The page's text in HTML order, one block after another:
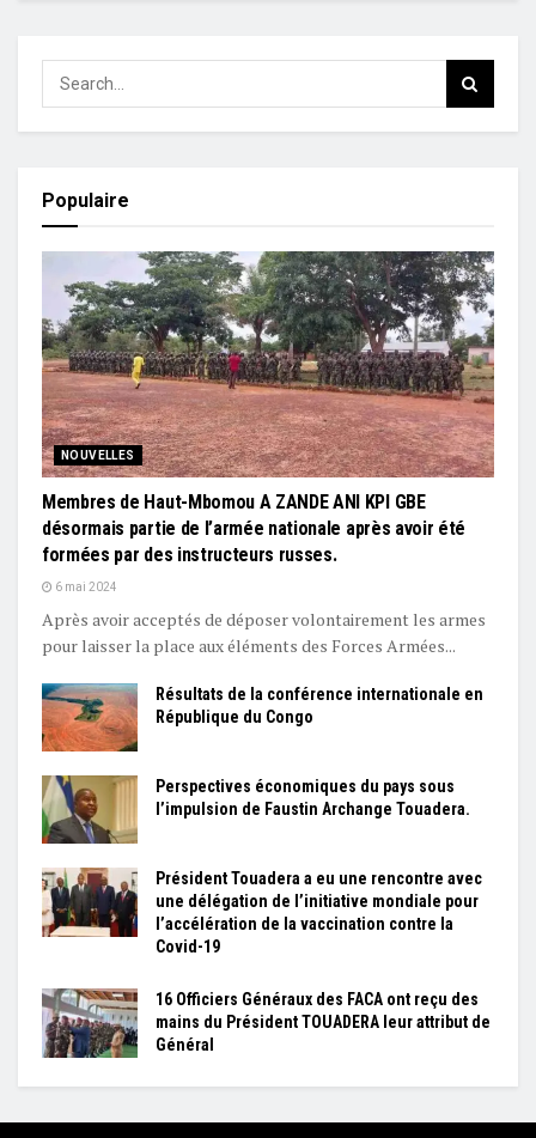
Populaire
NOUVELLES
Membres de Haut-Mbomou A ZANDE ANI KPI GBE
désormais partie de l’armée nationale après avoir été
formées par des instructeurs russes.
6 mai 2024
Après avoir acceptés de déposer volontairement les armes
pour laisser la place aux éléments des Forces Armées...
Résultats de la conférence internationale en
République du Congo
Perspectives économiques du pays sous
l’impulsion de Faustin Archange Touadera.
Président Touadera a eu une rencontre avec
une délégation de l’initiative mondiale pour
l’accélération de la vaccination contre la
Covid-19
16 Officiers Généraux des FACA ont reçu des
mains du Président TOUADERA leur attribut de
Général